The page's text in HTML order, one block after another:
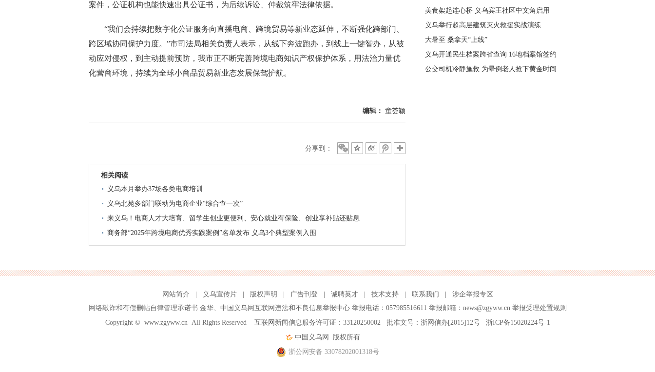
案件，公证机构也能快速出具公证书，为后续诉讼、仲裁筑牢法律依据。
“我们会持续把数字化公证服务向直播电商、跨境贸易等新业态延伸，不断强化跨部门、
跨区域协同保护力度。”市司法局相关负责人表示，从线下奔波跑办，到线上一键智办，从被
动应对侵权，到主动提前预防，我市正不断完善跨境电商知识产权保护体系，用法治力量优
化营商环境，持续为全球小商品贸易新业态发展保驾护航。
编辑： 童荟颖
分享到：
相关阅读
义乌本月举办37场各类电商培训
义乌北苑多部门联动为电商企业“综合查一次”
来义乌！电商人才大培育、留学生创业更便利、安心就业有保险、创业享补贴还贴息
商务部“2025年跨境电商优秀实践案例”名单发布 义乌3个典型案例入围
美食架起连心桥 义乌宾王社区中文角启用
义乌举行超高层建筑灭火救援实战演练
大暑至 桑拿天“上线”
义乌开通民生档案跨省查询 16地档案馆签约
合作
公交司机冷静施救 为晕倒老人抢下黄金时间
网站简介 义乌宣传片 版权声明 广告刊登 诚聘英才 技术支持 联系我们
涉企举报专区
网络敲诈和有偿删帖自律管理承诺书 金华、 中国义乌网互联网违法和不良信息举报中心举报电话：057985516611 举报邮箱：news@zgyww.cn 举报受理处置规则
Copyright © www.zgyww.cnAll Rights Reserved 互联网新闻信息服务许可证：33120250002 批准文号：浙网信办[2015]12号 浙ICP备15020224号-1
中国义乌网
版权所有
浙公网安备 33078202001318号